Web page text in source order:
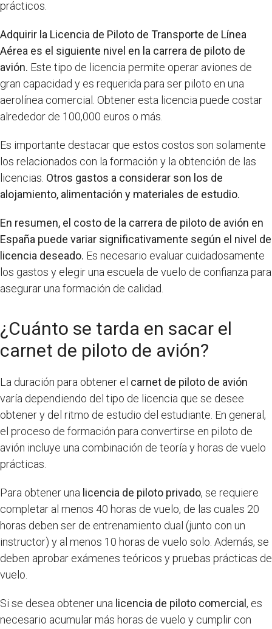
prácticos.
Adquirir la Licencia de Piloto de Transporte de Línea
Aérea es el siguiente nivel en la carrera de piloto de
avión. Este tipo de licencia permite operar aviones de
gran capacidad y es requerida para ser piloto en una
aerolínea comercial. Obtener esta licencia puede costar
alrededor de 100,000 euros o más.
Es importante destacar que estos costos son solamente
los relacionados con la formación y la obtención de las
licencias. Otros gastos a considerar son los de
alojamiento, alimentación y materiales de estudio.
En resumen, el costo de la carrera de piloto de avión en
España puede variar significativamente según el nivel de
licencia deseado. Es necesario evaluar cuidadosamente
los gastos y elegir una escuela de vuelo de confianza para
asegurar una formación de calidad.
¿Cuánto se tarda en sacar el
carnet de piloto de avión?
La duración para obtener el carnet de piloto de avión
varía dependiendo del tipo de licencia que se desee
obtener y del ritmo de estudio del estudiante. En general,
el proceso de formación para convertirse en piloto de
avión incluye una combinación de teoría y horas de vuelo
prácticas.
Para obtener una licencia de piloto privado, se requiere
completar al menos 40 horas de vuelo, de las cuales 20
horas deben ser de entrenamiento dual (junto con un
instructor) y al menos 10 horas de vuelo solo. Además, se
deben aprobar exámenes teóricos y pruebas prácticas de
vuelo.
Si se desea obtener una licencia de piloto comercial , es
necesario acumular más horas de vuelo y cumplir con